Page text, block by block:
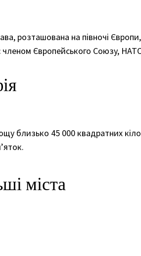
розташована на півночі
членом Європейського Союзу,
близько 45 000 квадратних
міста